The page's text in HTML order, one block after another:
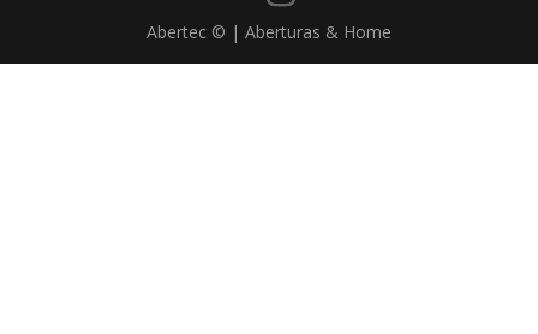
Abertec © | Aberturas & Home